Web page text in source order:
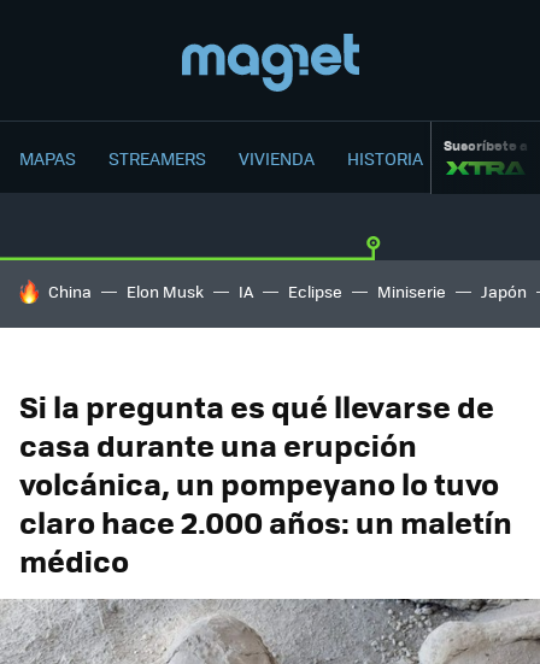
MAPAS STREAMERS VIVIENDA HISTORIA Suscríbete a
HOY SE HABLA DE
China Elon Musk IA Eclipse Miniserie Japón
Si la pregunta es qué llevarse de
casa durante una erupción
volcánica, un pompeyano lo tuvo
claro hace 2.000 años: un maletín
médico